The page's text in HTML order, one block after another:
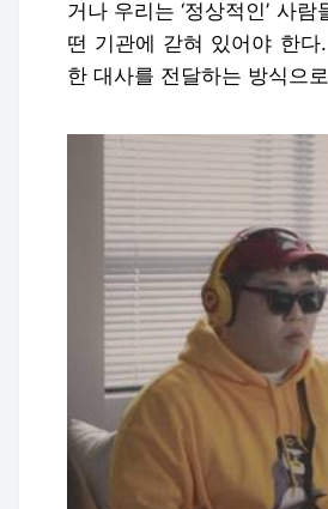
거나 우리는 ‘정상적인’ 사
떤 기관에 갇혀 있어야 한
한 대사를 전달하는 방식으